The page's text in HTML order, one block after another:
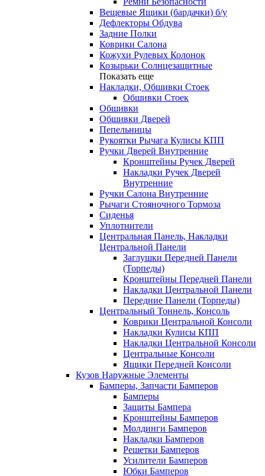
Вещевые Ящики (бардачки) б/у
Дефлекторы Обдува
Задние Полки
Коврики Салона
Кожухи Рулевых Колонок
Козырьки Солнцезащитные
Показать еще
Накладки, Обшивки Стоек
Обшивки Стоек
Обшивки
Обшивки Дверей
Пепельницы
Рукоятки Рычага Кулисы КПП
Ручки Дверей Внутренние
Кронштейны Ручек Дверей
Накладки Ручек Дверей
Внутренние
Ручки Салона Внутренние
Рычаги Стояночного Тормоза
Сиденья
Уплотнители
Центральная Панель, Накладки
Центральной Панели
Заглушки Передней Панели
(Торпеды)
Кронштейны Передней Панели
Накладки Центральной Панели
Передние Панели (Торпеды)
Центральный Тоннель, Консоль
Коврики Центральной Консоли
Накладки Кулисы КПП
Накладки Центральной Консоли
Центральные Консоли
Ящики Передней Консоли
Кузов Наружные Элементы
Бамперы, Запчасти Бамперов
Бамперы
Защиты Бампера
Кронштейны Бамперов
Молдинги Бамперов
Накладки Бамперов
Решетки Бамперов
Усилители Бамперов
Юбки Бамперов